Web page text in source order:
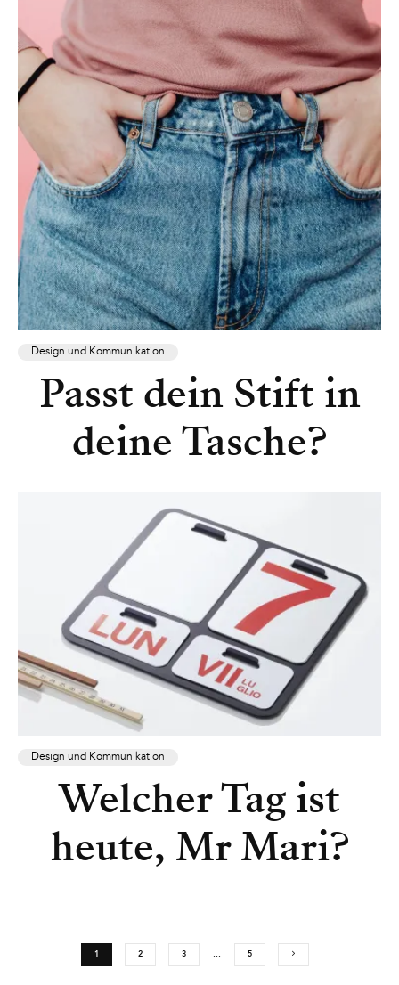
Design und Kommunikation
Passt dein Stift in
deine Tasche?
Design und Kommunikation
Welcher Tag ist
heute, Mr Mari?
1 2 3 5